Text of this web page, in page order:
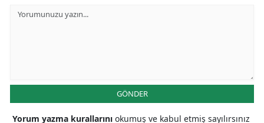
GÖNDER
Yorum yazma kurallarını okumuş ve kabul etmiş sayılırsınız